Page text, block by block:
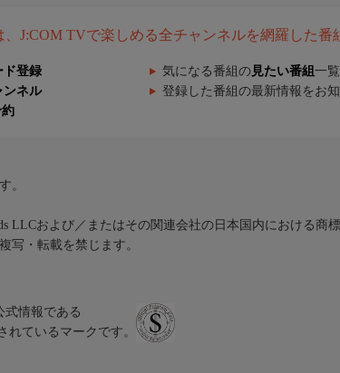
J:COM TVで楽しめる全チャンネルを網羅した番
ド登録 気になる番組の 見たい番組 一
ンネル 登録した番組の最新情報をお
約
。
LLCおよび／またはその関連会社の日本国内における商
写・転載を禁じます。
式情報である
れているマークです。